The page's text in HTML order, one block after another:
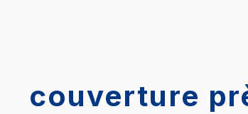
couverture